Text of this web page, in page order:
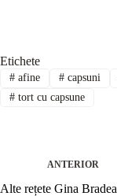
Etichete
#afine #capsuni
#tort cu capsune
ANTERIOR
Alte rețete Gina Bradea